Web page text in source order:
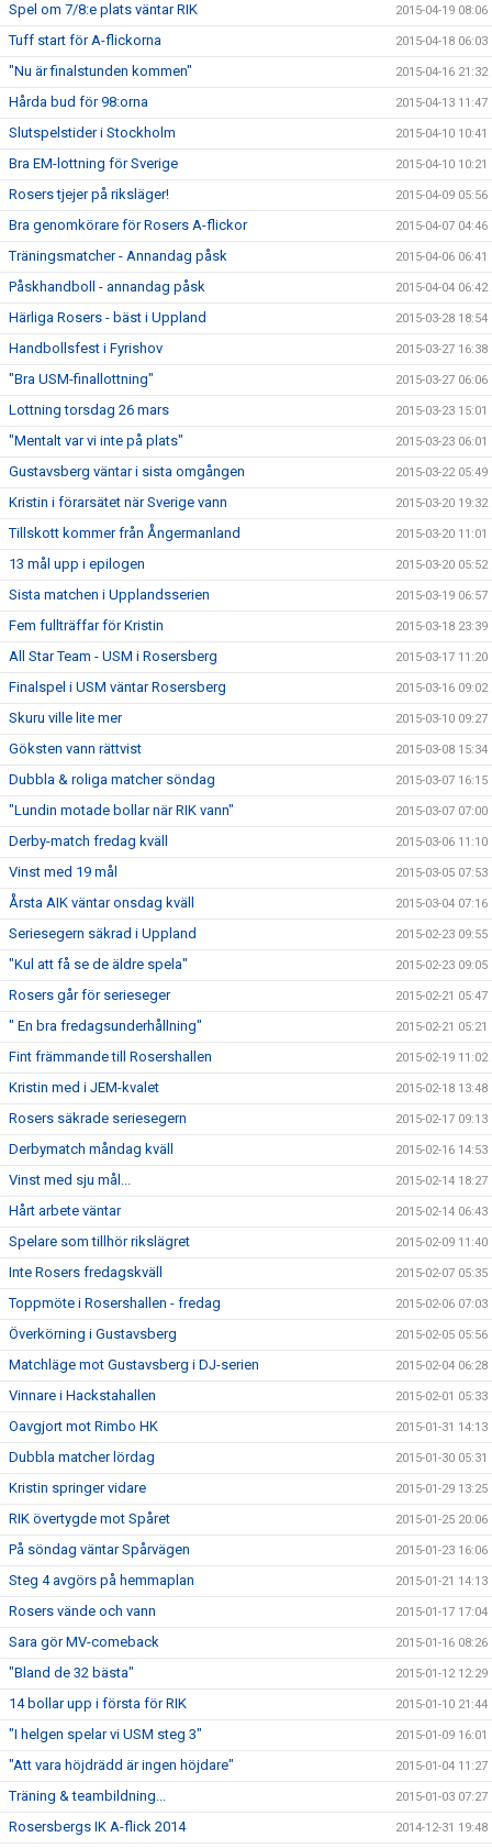
Spel om 7/8:e plats väntar RIK 2015-04-19 08:06
Tuff start för A-flickorna 2015-04-18 06:03
"Nu är finalstunden kommen" 2015-04-16 21:32
Hårda bud för 98:orna 2015-04-13 11:47
Slutspelstider i Stockholm 2015-04-10 10:41
Bra EM-lottning för Sverige 2015-04-10 10:21
Rosers tjejer på riksläger! 2015-04-09 05:56
Bra genomkörare för Rosers A-flickor 2015-04-07 04:46
Träningsmatcher - Annandag påsk 2015-04-06 06:41
Påskhandboll - annandag påsk 2015-04-04 06:42
Härliga Rosers - bäst i Uppland 2015-03-28 18:54
Handbollsfest i Fyrishov 2015-03-27 16:38
"Bra USM-finallottning" 2015-03-27 06:06
Lottning torsdag 26 mars 2015-03-23 15:01
"Mentalt var vi inte på plats" 2015-03-23 06:01
Gustavsberg väntar i sista omgången 2015-03-22 05:49
Kristin i förarsätet när Sverige vann 2015-03-20 19:32
Tillskott kommer från Ångermanland 2015-03-20 11:01
13 mål upp i epilogen 2015-03-20 05:52
Sista matchen i Upplandsserien 2015-03-19 06:57
Fem fullträffar för Kristin 2015-03-18 23:39
All Star Team - USM i Rosersberg 2015-03-17 11:20
Finalspel i USM väntar Rosersberg 2015-03-16 09:02
Skuru ville lite mer 2015-03-10 09:27
Göksten vann rättvist 2015-03-08 15:34
Dubbla & roliga matcher söndag 2015-03-07 16:15
"Lundin motade bollar när RIK vann" 2015-03-07 07:00
Derby-match fredag kväll 2015-03-06 11:10
Vinst med 19 mål 2015-03-05 07:53
Årsta AIK väntar onsdag kväll 2015-03-04 07:16
Seriesegern säkrad i Uppland 2015-02-23 09:55
"Kul att få se de äldre spela" 2015-02-23 09:05
Rosers går för serieseger 2015-02-21 05:47
" En bra fredagsunderhållning" 2015-02-21 05:21
Fint främmande till Rosershallen 2015-02-19 11:02
Kristin med i JEM-kvalet 2015-02-18 13:48
Rosers säkrade seriesegern 2015-02-17 09:13
Derbymatch måndag kväll 2015-02-16 14:53
Vinst med sju mål... 2015-02-14 18:27
Hårt arbete väntar 2015-02-14 06:43
Spelare som tillhör rikslägret 2015-02-09 11:40
Inte Rosers fredagskväll 2015-02-07 05:35
Toppmöte i Rosershallen - fredag 2015-02-06 07:03
Överkörning i Gustavsberg 2015-02-05 05:56
Matchläge mot Gustavsberg i DJ-serien 2015-02-04 06:28
Vinnare i Hackstahallen 2015-02-01 05:33
Oavgjort mot Rimbo HK 2015-01-31 14:13
Dubbla matcher lördag 2015-01-30 05:31
Kristin springer vidare 2015-01-29 13:25
RIK övertygde mot Spåret 2015-01-25 20:06
På söndag väntar Spårvägen 2015-01-23 16:06
Steg 4 avgörs på hemmaplan 2015-01-21 14:13
Rosers vände och vann 2015-01-17 17:04
Sara gör MV-comeback 2015-01-16 08:26
"Bland de 32 bästa" 2015-01-12 12:29
14 bollar upp i första för RIK 2015-01-10 21:44
"I helgen spelar vi USM steg 3" 2015-01-09 16:01
"Att vara höjdrädd är ingen höjdare" 2015-01-04 11:27
Träning & teambildning... 2015-01-03 07:27
Rosersbergs IK A-flick 2014 2014-12-31 19:48